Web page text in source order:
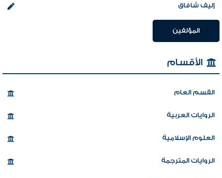
إليف شافاق
المؤلفين
الأقسام
القسم العام
الروايات العربية
العلوم الإسلامية
الروايات المترجمة